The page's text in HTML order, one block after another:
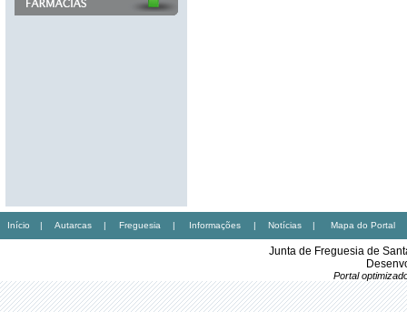
Início | Autarcas | Freguesia | Informações | Notícias | Mapa do Portal
Junta de Freguesia de
Portal